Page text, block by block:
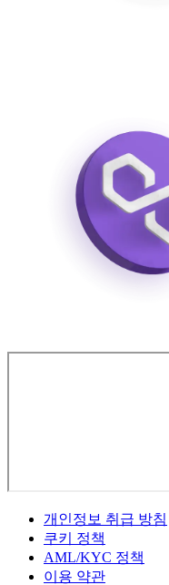
개인정보 취급 방침
쿠키 정책
AML/KYC 정책
이용 약관